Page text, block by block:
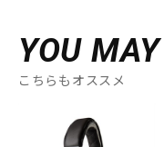
YOU
こちらもオススメ